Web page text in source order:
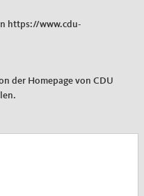
https://www.cdu-
der Homepage von CDU